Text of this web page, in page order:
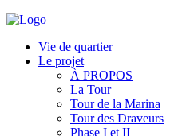
Vie de quartier
Le projet
À PROPOS
La Tour
Tour de la Marina
Tour des Draveurs
Phase I et II